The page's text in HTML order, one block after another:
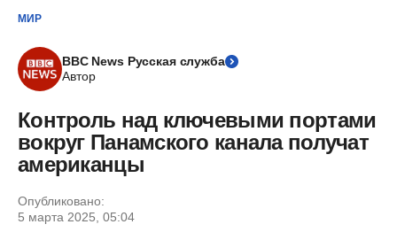
МИР
BBC News Русская служба
Автор
Контроль над ключевыми портами
вокруг Панамского канала получат
американцы
Опубликовано:
5 марта 2025, 05:04